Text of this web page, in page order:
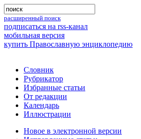
расширенный поиск
подписаться на rss-канал
мобильная версия
купить Православную энциклопедию
Словник
Рубрикатор
Избранные статьи
От редакции
Календарь
Иллюстрации
Новое в электронной версии